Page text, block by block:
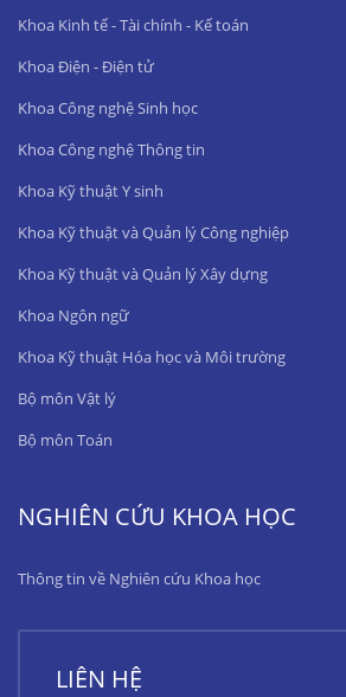
Khoa Kinh tế - Tài chính - Kế toán
Khoa Điện - Điện tử
Khoa Công nghệ Sinh học
Khoa Công nghệ Thông tin
Khoa Kỹ thuật Y sinh
Khoa Kỹ thuật và Quản lý Công nghiệp
Khoa Kỹ thuật và Quản lý Xây dựng
Khoa Ngôn ngữ
Khoa Kỹ thuật Hóa học và Môi trường
Bộ môn Vật lý
Bộ môn Toán
NGHIÊN CỨU KHOA HỌC
Thông tin về Nghiên cứu Khoa học
LIÊN HỆ